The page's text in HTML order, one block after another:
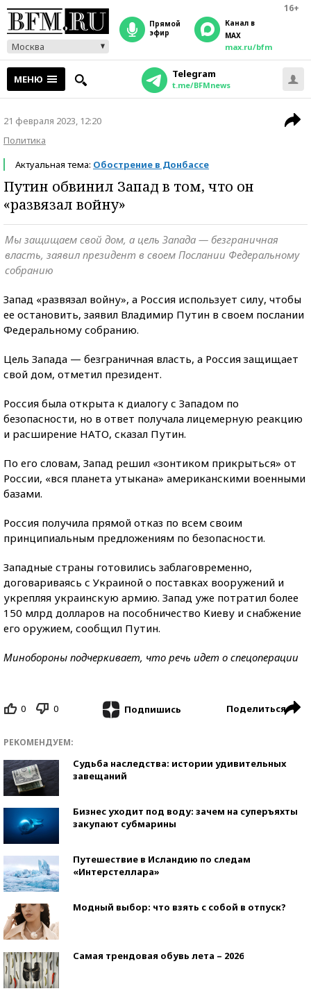
16+
Москва
прямой
эфир
Канал в
MAX
max.ru/bfm
МЕНЮ Telegram
t.me/BFMnews
21 февраля 2023, 12:20
Политика
Актуальная тема: Обострение в Донбассе
Путин обвинил Запад в том, что он
«развязал войну»
Мы защищаем свой дом, а цель Запада — безграничная
власть, заявил президент в своем Послании Федеральному
собранию
Запад «развязал войну», а Россия использует силу, чтобы
ее остановить, заявил Владимир Путин в своем послании
Федеральному собранию.
Цель Запада — безграничная власть, а Россия защищает
свой дом, отметил президент.
Россия была открыта к диалогу с Западом по
безопасности, но в ответ получала лицемерную реакцию
и расширение НАТО, сказал Путин.
По его словам, Запад решил «зонтиком прикрыться» от
России, «вся планета утыкана» американскими военными
базами.
Россия получила прямой отказ по всем своим
принципиальным предложениям по безопасности.
Западные страны готовились заблаговременно,
договариваясь с Украиной о поставках вооружений и
укрепляя украинскую армию. Запад уже потратил более
150 млрд долларов на пособничество Киеву и снабжение
его оружием, сообщил Путин.
Минобороны подчеркивает, что речь идет о спецоперации
0 0 Подпишись Поделиться
РЕКОМЕНДУЕМ:
Судьба наследства: истории удивительных
завещаний
Бизнес уходит под воду: зачем на суперъяхты
закупают субмарины
Путешествие в Исландию по следам
«Интерстеллара»
Модный выбор: что взять с собой в отпуск?
Самая трендовая обувь лета – 2026